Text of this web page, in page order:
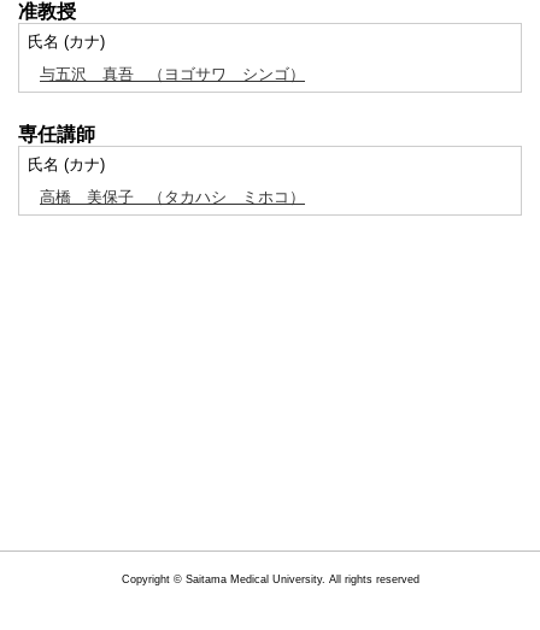
准教授
氏名 (カナ)
与五沢 真吾
（ヨゴサワ シンゴ）
専任講師
氏名 (カナ)
高橋 美保子
（タカハシ ミホコ）
Copyright © Saitama Medical University. All rights reserved